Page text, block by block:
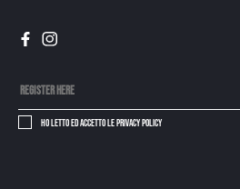
Ho letto ed accetto leprivacy policy